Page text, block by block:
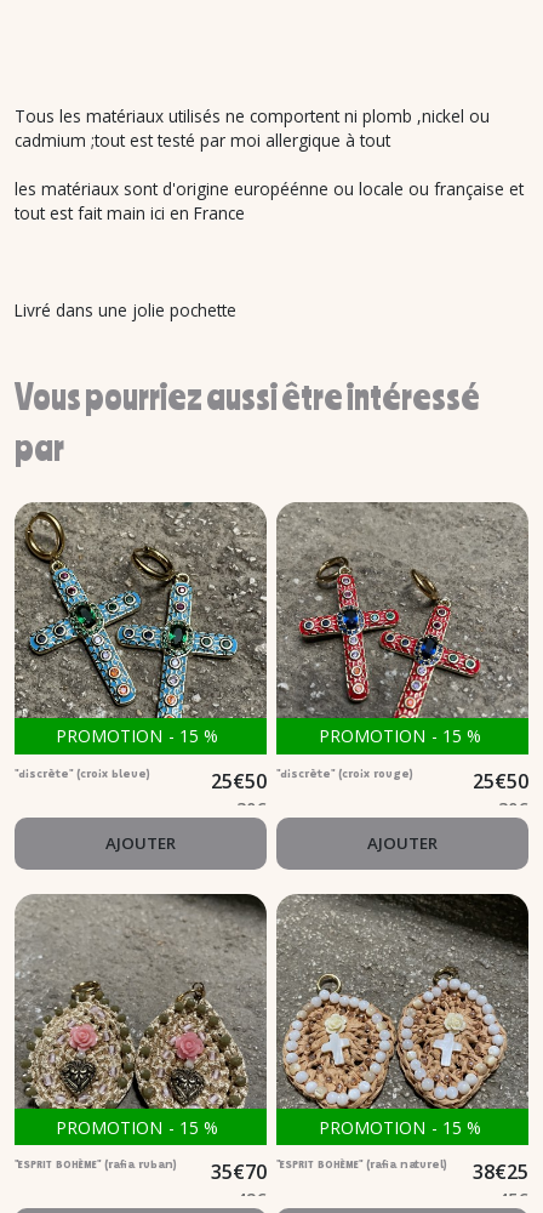
Tous les matériaux utilisés ne comportent ni plomb ,nickel ou
cadmium ;tout est testé par moi allergique à tout
les matériaux sont d'origine européénne ou locale ou française et
tout est fait main ici en France
Livré dans une jolie pochette
Vous pourriez aussi être intéressé
par
PROMOTION - 15 %
"discrète" (croix bleue) 25€50
30€
AJOUTER
PROMOTION - 15 %
"discrète" (croix rouge) 25€50
30€
AJOUTER
PROMOTION - 15 %
"ESPRIT BOHÈME" (rafia ruban) 35€70
42€
PROMOTION - 15 %
"ESPRIT BOHÈME" (rafia naturel) 38€25
45€